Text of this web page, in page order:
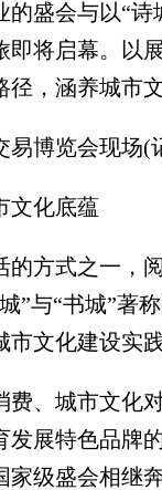
盛会与以“诗
即将启幕。以
，涵养城市文
博览会现场(
化底蕴
方式之一，阅
”与“书城”著
文化建设实
、城市文化对
发展特色品牌
家级盛会相继